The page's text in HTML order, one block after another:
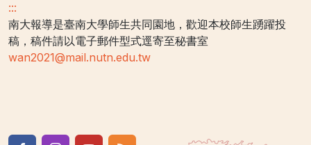
:::
南大報導是臺南大學師生共同園地，歡迎本校師生踴躍投
稿，稿件請以電子郵件型式逕寄至秘書室
wan2021@mail.nutn.edu.tw